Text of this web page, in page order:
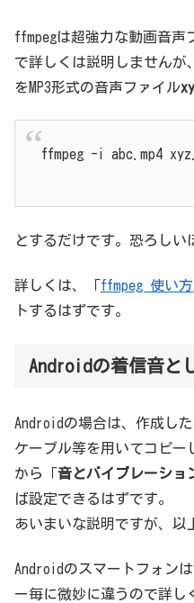
ffmpegは超強力な動画音声
で詳しくは説明しませんが
をMP3形式の音声ファイル
ffmpeg -i abc.mp4
とするだけです。恐ろしい
詳しくは、「ffmpeg 使い方
トするはずです。
Androidの着信音と
Androidの場合は、作成し
ケーブル等を用いてコピー
から「音とバイブレーショ
ば設定できるはずです。
あいまいな説明ですが、以
Androidのスマートフォン
ー毎に微妙に違うので詳し